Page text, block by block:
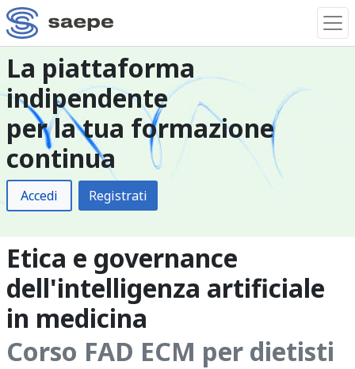
La piattaforma
indipendente
per la tua formazione
continua
Accedi Registrati
Etica e governance
dell'intelligenza artificiale
in medicina
Corso FAD ECM per dietisti